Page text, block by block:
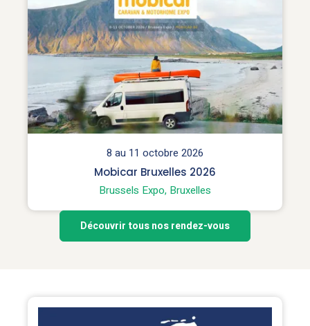
8 au 11 octobre 2026
Mobicar Bruxelles 2026
Brussels Expo, Bruxelles
Découvrir tous nos rendez-vous